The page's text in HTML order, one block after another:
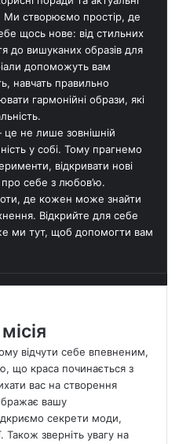
Ми створюємо простір, де
щось нове: від стильних
до вишуканих образів для
допоможуть вам
навчать правильно
гармонійні образи, які
не лише зовнішній
у собі. Тому прагнемо
відкривати нові
себе з любов’ю.
де кожен може знайти
Відкрийте для себе
ми тут, щоб допомогти вам
відчути себе впевненим,
що краса починається з
вас на створення
вашу
секрети моди,
Також зверніть увагу на